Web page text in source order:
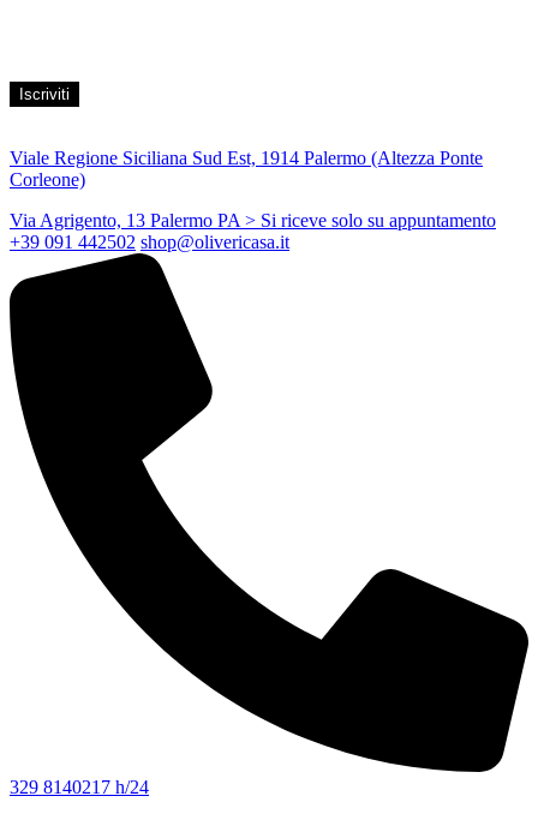
Viale Regione Siciliana Sud Est, 1914 Palermo (Altezza Ponte
Corleone)
Via Agrigento, 13 Palermo PA > Si riceve solo su appuntamento
+39 091 442502 shop@olivericasa.it
329 8140217 h/24